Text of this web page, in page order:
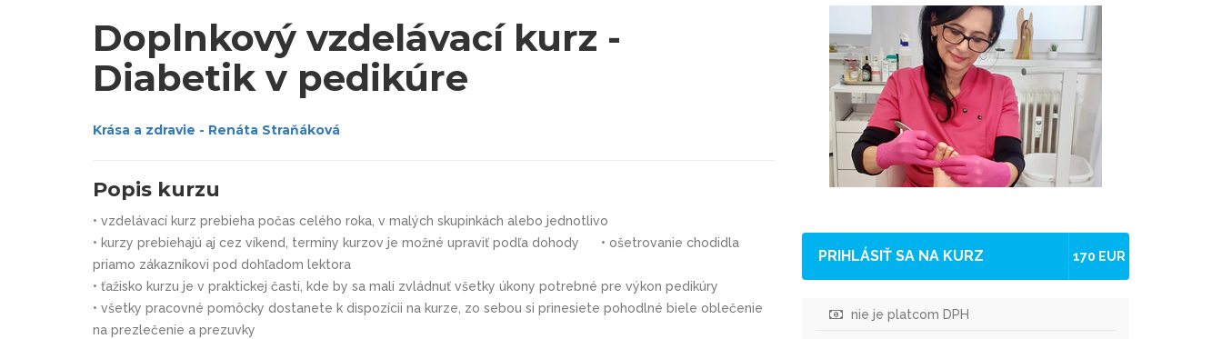
Doplnkový vzdelávací kurz -
Diabetik v pedikúre
Krása a zdravie - Renáta Straňáková
Popis kurzu
• vzdelávací kurz prebieha počas celého roka, v malých skupinkách alebo jednotlivo
• kurzy prebiehajú aj cez víkend, termíny kurzov je možné upraviť podľa dohody • ošetrovanie chodidla
priamo zákazníkovi pod dohľadom lektora
• ťažisko kurzu je v praktickej časti, kde by sa mali zvládnuť všetky úkony potrebné pre výkon pedikúry
• všetky pracovné pomôcky dostanete k dispozícii na kurze, zo sebou si prinesiete pohodlné biele oblečenie
na prezlečenie a prezuvky
PRIHLÁSIŤ SA NA KURZ 170 EUR
nie je platcom DPH